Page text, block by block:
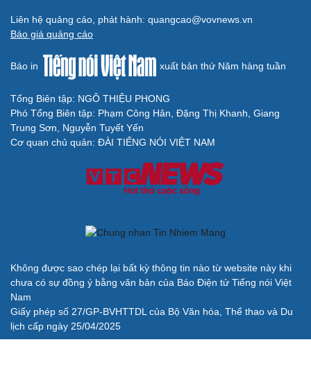
Liên hệ quảng cáo, phát hành: quangcao@vovnews.vn
Báo giá quảng cáo
Báo in xuất bản thứ Năm hàng tuần
Tổng Biên tập: NGÔ THIỆU PHONG
Phó Tổng Biên tập: Phạm Công Hân, Đặng Thị Khanh, Giang
Trung Sơn, Nguyễn Tuyết Yến
Cơ quan chủ quản: ĐÀI TIẾNG NÓI VIỆT NAM
Không được sao chép lại bất kỳ thông tin nào từ website này khi
chưa có sự đồng ý bằng văn bản của Báo Điện tử Tiếng nói Việt
Nam
Giấy phép số 27/GP-BVHTTDL của Bộ Văn hóa, Thể thao và Du
lịch cấp ngày 25/04/2025